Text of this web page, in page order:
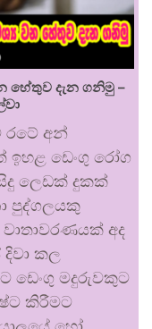
හේතුව දැන ගනිමු –
රටේ අන්
ඉහළ ඩෙංගු රෝග
ලෙඩක් දුකක්
පුද්ගලයකු
අද
කල
ඩෙංගු මදුරුවකුට
කිරීමට